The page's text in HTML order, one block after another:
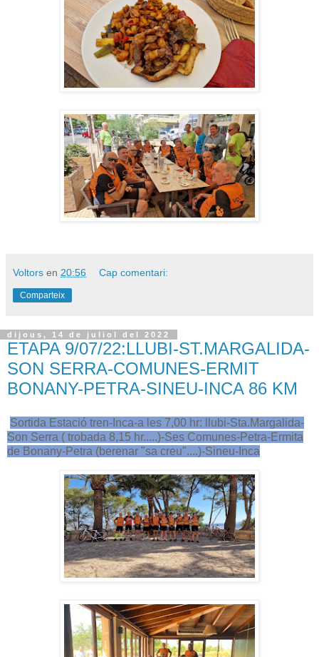
Voltors en 20:56 Cap comentari:
Comparteix
dijous, 14 de juliol del 2022
ETAPA 9/07/22:LLUBI-ST.MARGALIDA-
SON SERRA-COMUNES-ERMIT
BONANY-PETRA-SINEU-INCA 86 KM
Sortida Estació tren-Inca-a les 7,00 hr: llubi-Sta.Margalida-
Son Serra ( trobada 8,15 hr.....)-Ses Comunes-Petra-Ermita
de Bonany-Petra (berenar "sa creu"....)-Sineu-Inca